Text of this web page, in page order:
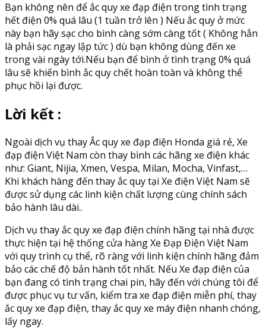
Bạn không nên để ắc quy xe đạp điện trong tình trạng
hết điện 0% quá lâu (1 tuần trở lên ) Nếu ắc quy ở mức
này bạn hãy sạc cho bình càng sớm càng tốt ( Không hẳn
là phải sạc ngay lập tức ) dù bạn không dùng đến xe
trong vài ngày tới.Nếu bạn để bình ở tình trạng 0% quá
lâu sẽ khiến bình ắc quy chết hoàn toàn và không thể
phục hồi lại được.
Lời kết :
Ngoài dịch vụ thay Ắc quy xe đạp điện Honda giá rẻ, Xe
đạp điện Việt Nam còn thay bình các hãng xe điện khác
như: Giant, Nijia, Xmen, Vespa, Milan, Mocha, Vinfast,…
Khi khách hàng đến thay ắc quy tại Xe điện Việt Nam sẽ
được sử dụng các linh kiện chất lượng cùng chính sách
bảo hành lâu dài..
Dịch vụ thay ắc quy xe đạp điện chính hãng tại nhà được
thực hiện tại hệ thống cửa hàng Xe Đạp Điện Việt Nam
với quy trình cụ thể, rõ ràng với linh kiện chính hãng đảm
bảo các chế độ bản hành tốt nhất. Nếu Xe đạp điện của
bạn đang có tình trạng chai pin, hãy đến với chúng tôi để
được phục vụ tư vấn, kiểm tra xe đạp điện miễn phí, thay
ắc quy xe đạp điện, thay ắc quy xe máy điện nhanh chóng,
lấy ngay.